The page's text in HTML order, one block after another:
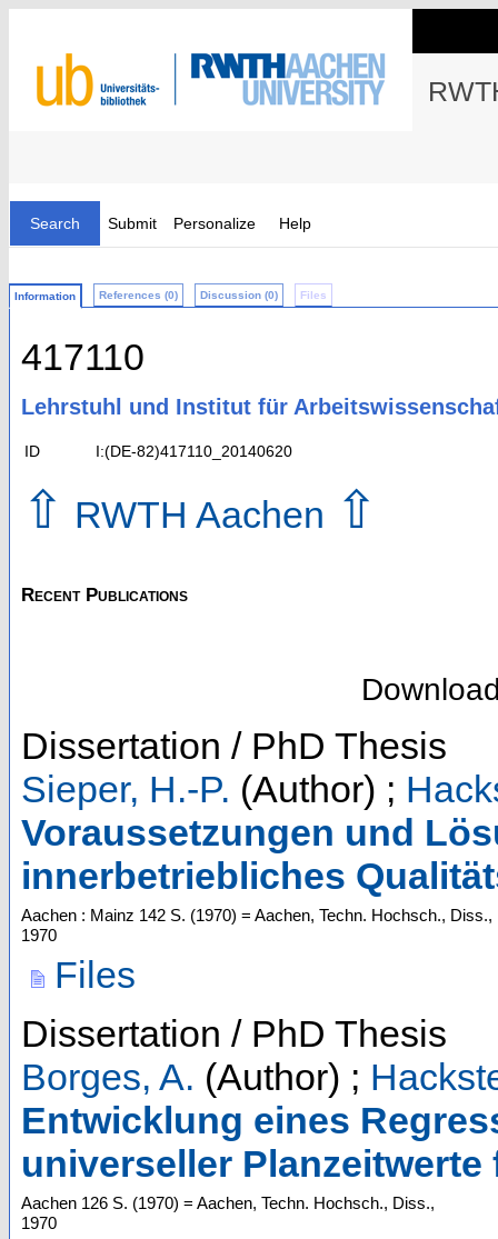
Search Submit Personalize Help
Information References (0) Discussion (0) Files
417110
Lehrstuhl und Institut für
ID I:(DE-82)417110_20140620
⇧ RWTH Aachen ⇧
Recent Publications
Dissertation / PhD Thesis
Sieper, H.-P. (Author) ;
Voraussetzungen und
innerbetriebliches
Aachen : Mainz 142 S. (1970) = Aachen, Techn. Hochsch., Diss.,
1970
Files
Dissertation / PhD Thesis
Borges, A. (Author) ;
Entwicklung eines
universeller
Aachen 126 S. (1970) = Aachen, Techn. Hochsch., Diss.,
1970